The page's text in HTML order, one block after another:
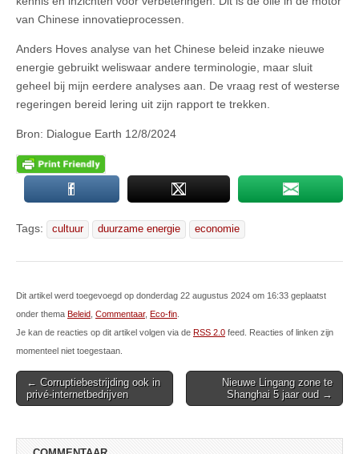
van Chinese innovatieprocessen.
Anders Hoves analyse van het Chinese beleid inzake nieuwe
energie gebruikt weliswaar andere terminologie, maar sluit
geheel bij mijn eerdere analyses aan. De vraag rest of westerse
regeringen bereid lering uit zijn rapport te trekken.
Bron: Dialogue Earth 12/8/2024
Tags: cultuur duurzame energie economie
Dit artikel werd toegevoegd op donderdag 22 augustus 2024 om 16:33 geplaatst
onder thema Beleid Commentaar, Eco-fin
Je kan de reacties op dit artikel volgen via de RSS 2.0 feed. Reacties of linken zijn
momenteel niet toegestaan.
Post
navigation
← Corruptiebestrijding ook in
privé-internetbedrijven
Nieuwe Lingang zone te
Shanghai 5 jaar oud →